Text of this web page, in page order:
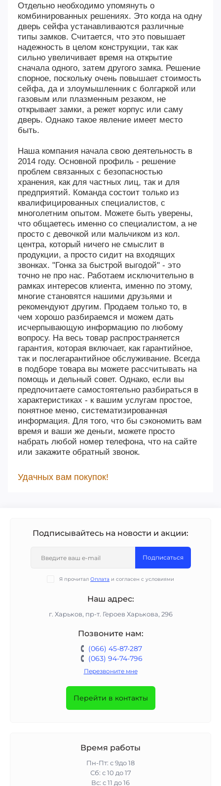
Отдельно необходимо упомянуть о
комбинированных решениях. Это когда на одну
дверь сейфа устанавливаются различные
типы замков. Считается, что это повышает
надежность в целом конструкции, так как
сильно увеличивает время на открытие
сначала одного, затем другого замка. Решение
спорное, поскольку очень повышает стоимость
сейфа, да и злоумышленник с болгаркой или
газовым или плазменным резаком, не
открывает замки, а режет корпус или саму
дверь. Однако такое явление имеет место
быть.
Наша компания начала свою деятельность в
2014 году. Основной профиль - решение
проблем связанных с безопасностью
хранения, как для частных лиц, так и для
предприятий. Команда состоит только из
квалифицированных специалистов, с
многолетним опытом. Можете быть уверены,
что общаетесь именно со специалистом, а не
просто с девочкой или мальчиком из кол.
центра, который ничего не смыслит в
продукции, а просто сидит на входящих
звонках. "Гонка за быстрой выгодой" - это
точно не про нас. Работаем исключительно в
рамках интересов клиента, именно по этому,
многие становятся нашими друзьями и
рекомендуют другим. Продаем только то, в
чем хорошо разбираемся и можем дать
исчерпывающую информацию по любому
вопросу. На весь товар распространяется
гарантия, которая включает, как гарантийное,
так и послегарантийное обслуживание. Всегда
в подборе товара вы можете рассчитывать на
помощь и дельный совет. Однако, если вы
предпочитаете самостоятельно разбираться в
характеристиках - к вашим услугам простое,
понятное меню, систематизированная
информация. Для того, что бы сэкономить вам
время и ваши же деньги, можете просто
набрать любой номер телефона, что на сайте
или закажите обратный звонок.
Удачных вам покупок!
Подписывайтесь на новости и акции:
Подписаться
Я прочитал Оплата и согласен с условиями
Наш адрес:
г. Харьков, пр-т. Героев Харькова, 296
Позвоните нам:
(066) 45-87-287
(063) 94-74-796
Перезвоните мне
Перейти в контакты
Время работы
Пн-Пт: с 9до 18
Сб: с 10 до 17
Вс: с 11 до 16